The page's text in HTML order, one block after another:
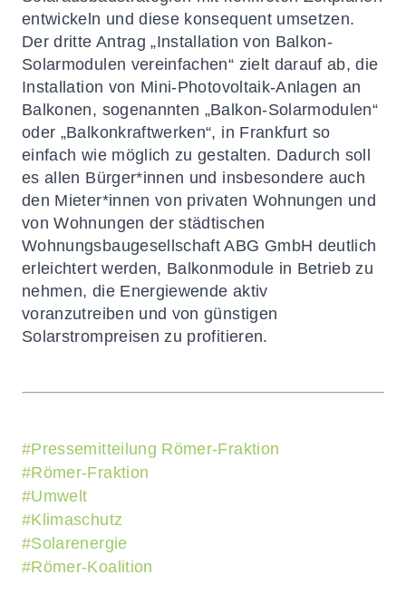
entwickeln und diese konsequent umsetzen.
Der dritte Antrag „Installation von Balkon-
Solarmodulen vereinfachen“ zielt darauf ab, die
Installation von Mini-Photovoltaik-Anlagen an
Balkonen, sogenannten „Balkon-Solarmodulen“
oder „Balkonkraftwerken“, in Frankfurt so
einfach wie möglich zu gestalten. Dadurch soll
es allen Bürger*innen und insbesondere auch
den Mieter*innen von privaten Wohnungen und
von Wohnungen der städtischen
Wohnungsbaugesellschaft ABG GmbH deutlich
erleichtert werden, Balkonmodule in Betrieb zu
nehmen, die Energiewende aktiv
voranzutreiben und von günstigen
Solarstrompreisen zu profitieren.
#Pressemitteilung Römer-Fraktion
#Römer-Fraktion
#Umwelt
#Klimaschutz
#Solarenergie
#Römer-Koalition